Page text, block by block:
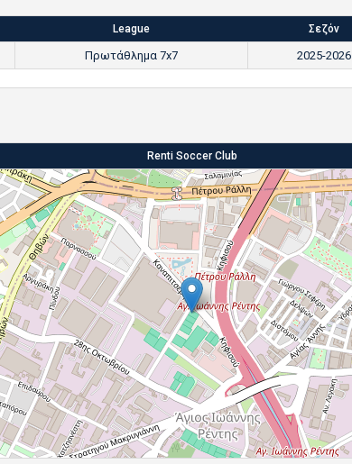
League Σεζόν
Πρωτάθλημα 7x7 2025-2026
Renti Soccer Club